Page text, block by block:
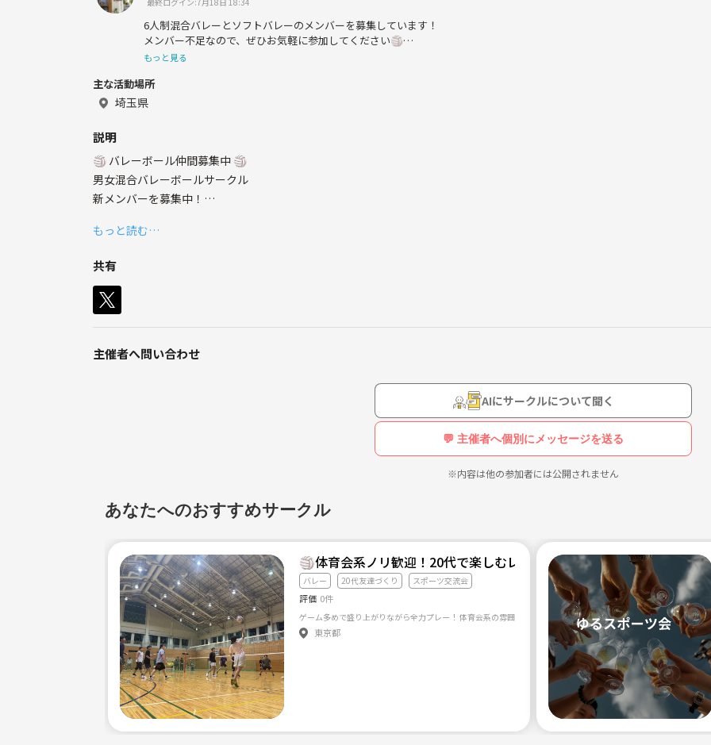
6人制混合バレーとソフトバレーのメンバーを募集しています！
メンバー不足なので、ぜひお気軽に参加してください🏐
また、西武ライオンズのファンで、試合観戦も楽しんでいます⚾️
もっと見る
主な活動場所
埼玉県
説明
🏐 バレーボール仲間募集中 🏐
男女混合バレーボールサークル
新メンバーを募集中！
活動内容
場所：[蕨市民体育館]
募集対象
🔹 バレーボールを楽しみたい方
🔹 気軽に参加したい方
🔹 チームワークを大事にする方
もっと読む…
共有
主催者へ問い合わせ
AIにサークルについて聞く
💬 主催者へ個別にメッセージを送る
※内容は他の参加者には公開されません
あなたへのおすすめサークル
🏐体育会系ノリ歓迎！20代で楽しむレーボール🔥
バレー 20代友達づくり スポーツ交流会
評価 0件
東京都